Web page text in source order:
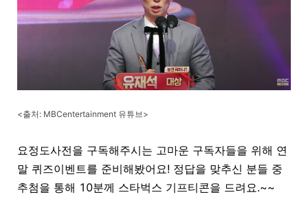
<출처: MBCentertainment 유튜브>
요정도사전을 구독해주시는 고마운 구독자들을 위해 연
말 퀴즈이벤트를 준비해봤어요! 정답을 맞추신 분들 중
추첨을 통해 10분께 스타벅스 기프티콘을 드려요.~~